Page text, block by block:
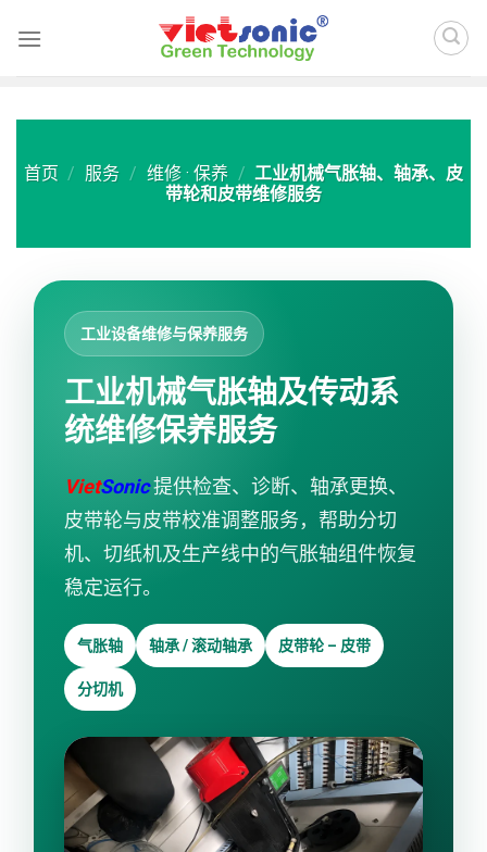
首页 / 服务 / 维修 · 保养 / 工业机械气胀轴、轴承、皮
带轮和皮带维修服务
工业设备维修与保养服务
工业机械气胀轴及传动系
统维修保养服务
VietSonic提供检查、诊断、轴承更换、
皮带轮与皮带校准调整服务，帮助分切
机、切纸机及生产线中的气胀轴组件恢复
稳定运行。
气胀轴 轴承 / 滚动轴承 皮带轮 – 皮带
分切机